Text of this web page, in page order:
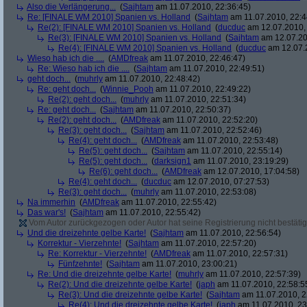
Also die Verlängerung... (Sajhtam am 11.07.2010, 22:36:45)
Re: [FINALE WM 2010] Spanien vs. Holland (Sajhtam am 11.07.2010,
Re(2): [FINALE WM 2010] Spanien vs. Holland (ducduc am
Re(3): [FINALE WM 2010] Spanien vs. Holland (Sajhtam am
Re(4): [FINALE WM 2010] Spanien vs. Holland (ducduc am
Wieso hab ich die .... (AMDfreak am 11.07.2010, 22:46:47)
Re: Wieso hab ich die .... (Sajhtam am 11.07.2010, 22:49:51)
geht doch... (muhrly am 11.07.2010, 22:48:42)
Re: geht doch... (Winnie_Pooh am 11.07.2010, 22:49:22)
Re(2): geht doch... (muhrly am 11.07.2010, 22:51:34)
Re: geht doch... (Sajhtam am 11.07.2010, 22:50:37)
Re(2): geht doch... (AMDfreak am 11.07.2010, 22:52:20)
Re(3): geht doch... (Sajhtam am 11.07.2010, 22:52:46)
Re(4): geht doch... (AMDfreak am 11.07.2010, 22:53:48)
Re(5): geht doch... (Sajhtam am 11.07.2010, 22:55:14)
Re(5): geht doch... (darksign1 am 11.07.2010, 23:19:29)
Re(6): geht doch... (AMDfreak am 12.07.2010, 17:04:58)
Re(4): geht doch... (ducduc am 12.07.2010, 07:27:53)
Re(3): geht doch... (muhrly am 11.07.2010, 22:53:08)
Na immerhin (AMDfreak am 11.07.2010, 22:55:42)
Das war's! (Sajhtam am 11.07.2010, 22:55:42)
Vom Autor zurückgezogen oder Autor hat seine Registrierung nicht
Und die dreizehnte gelbe Karte! (Sajhtam am 11.07.2010, 22:56:54)
Korrektur - Vierzehnte! (Sajhtam am 11.07.2010, 22:57:20)
Re: Korrektur - Vierzehnte! (AMDfreak am 11.07.2010, 22:57:31)
Fünfzehnte! (Sajhtam am 11.07.2010, 23:00:21)
Re: Und die dreizehnte gelbe Karte! (muhrly am 11.07.2010, 22:57:39)
Re(2): Und die dreizehnte gelbe Karte! (japh am 11.07.2010,
Re(3): Und die dreizehnte gelbe Karte! (Sajhtam am 11.07.2010,
Re(4): Und die dreizehnte gelbe Karte! (japh am 11.07.2010,